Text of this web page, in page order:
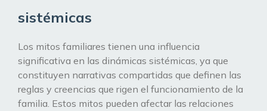
sistémicas
Los mitos familiares tienen una influencia
significativa en las dinámicas sistémicas, ya que
constituyen narrativas compartidas que definen las
reglas y creencias que rigen el funcionamiento de la
familia. Estos mitos pueden afectar las relaciones